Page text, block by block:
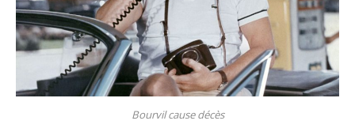
Bourvil cause décès